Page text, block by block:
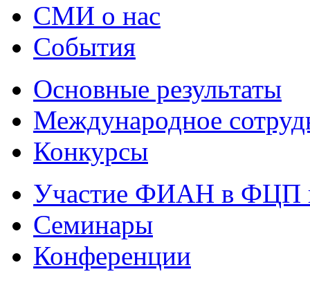
СМИ о нас
События
Основные результаты
Международное
Конкурсы
Участие ФИАН в ФЦП
Семинары
Конференции